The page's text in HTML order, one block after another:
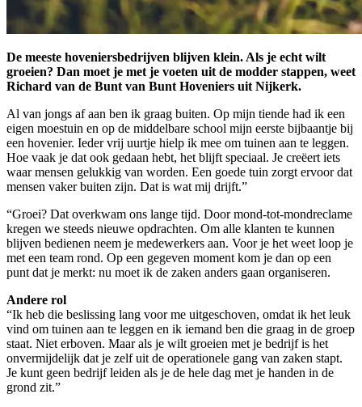
De meeste hoveniersbedrijven blijven klein. Als je echt wilt
groeien? Dan moet je met je voeten uit de modder stappen, weet
Richard van de Bunt van Bunt Hoveniers uit Nijkerk.
Al van jongs af aan ben ik graag buiten. Op mijn tiende had ik een
eigen moestuin en op de middelbare school mijn eerste bijbaantje bij
een hovenier. Ieder vrij uurtje hielp ik mee om tuinen aan te leggen.
Hoe vaak je dat ook gedaan hebt, het blijft speciaal. Je creëert iets
waar mensen gelukkig van worden. Een goede tuin zorgt ervoor dat
mensen vaker buiten zijn. Dat is wat mij drijft.”
“Groei? Dat overkwam ons lange tijd. Door mond-tot-mondreclame
kregen we steeds nieuwe opdrachten. Om alle klanten te kunnen
blijven bedienen neem je medewerkers aan. Voor je het weet loop je
met een team rond. Op een gegeven moment kom je dan op een
punt dat je merkt: nu moet ik de zaken anders gaan organiseren.
Andere rol
“Ik heb die beslissing lang voor me uitgeschoven, omdat ik het leuk
vind om tuinen aan te leggen en ik iemand ben die graag in de groep
staat. Niet erboven. Maar als je wilt groeien met je bedrijf is het
onvermijdelijk dat je zelf uit de operationele gang van zaken stapt.
Je kunt geen bedrijf leiden als je de hele dag met je handen in de
grond zit.”